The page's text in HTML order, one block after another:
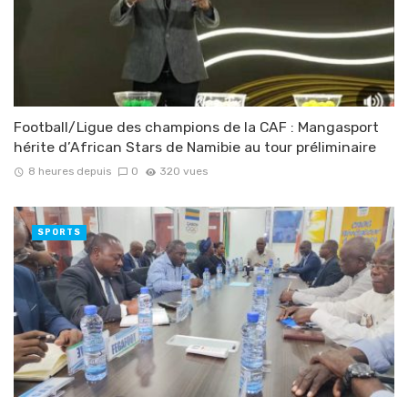
Football/Ligue des champions de la CAF : Mangasport
hérite d’African Stars de Namibie au tour préliminaire
8 heures depuis 0 320 vues
SPORTS